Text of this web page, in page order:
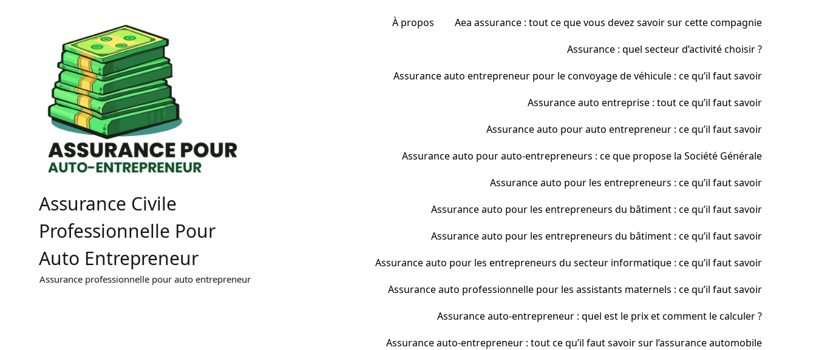
Assurance Civile
Professionnelle Pour
Auto Entrepreneur
Assurance professionnelle pour auto entrepreneur
À propos
Aea assurance : tout ce que vous devez savoir sur cette compagnie
Assurance : quel secteur d’activité choisir ?
Assurance auto entrepreneur pour le convoyage de véhicule : ce qu’il faut savoir
Assurance auto entreprise : tout ce qu’il faut savoir
Assurance auto pour auto entrepreneur : ce qu’il faut savoir
Assurance auto pour auto-entrepreneurs : ce que propose la Société Générale
Assurance auto pour les entrepreneurs : ce qu’il faut savoir
Assurance auto pour les entrepreneurs du bâtiment : ce qu’il faut savoir
Assurance auto pour les entrepreneurs du bâtiment : ce qu’il faut savoir
Assurance auto pour les entrepreneurs du secteur informatique : ce qu’il faut savoir
Assurance auto professionnelle pour les assistants maternels : ce qu’il faut savoir
Assurance auto-entrepreneur : quel est le prix et comment le calculer ?
Assurance auto-entrepreneur : tout ce qu’il faut savoir sur l’assurance automobile